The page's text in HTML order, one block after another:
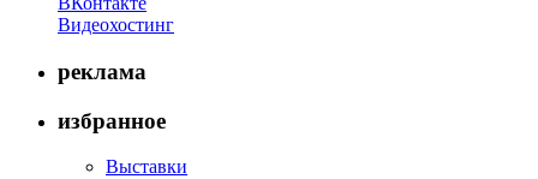
Видеохостинг
реклама
избранное
Выставки